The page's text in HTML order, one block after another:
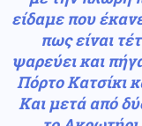
είδαμε που
πως είναι
ψαρεύει και
Πόρτο Κατσίκι
Και μετά από